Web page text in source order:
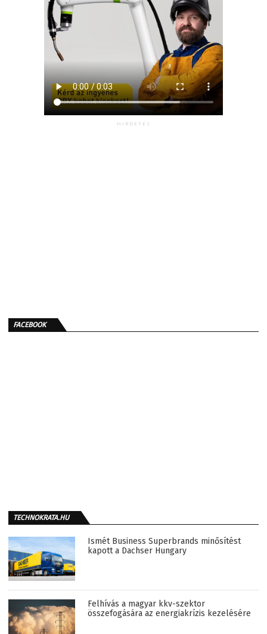
HIRDETÉS
FACEBOOK
TECHNOKRATA.HU
Ismét Business Superbrands minősítést
kapott a Dachser Hungary
Felhívás a magyar kkv-szektor
összefogására az energiakrízis kezelésére